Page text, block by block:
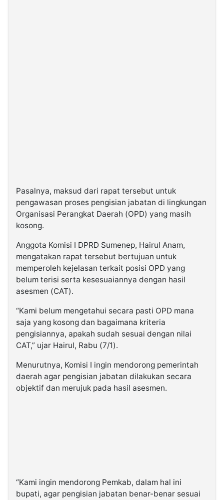
Pasalnya, maksud dari rapat tersebut untuk
pengawasan proses pengisian jabatan di lingkungan
Organisasi Perangkat Daerah (OPD) yang masih
kosong.
Anggota Komisi I DPRD Sumenep, Hairul Anam,
mengatakan rapat tersebut bertujuan untuk
memperoleh kejelasan terkait posisi OPD yang
belum terisi serta kesesuaiannya dengan hasil
asesmen (CAT).
“Kami belum mengetahui secara pasti OPD mana
saja yang kosong dan bagaimana kriteria
pengisiannya, apakah sudah sesuai dengan nilai
CAT,” ujar Hairul, Rabu (7/1).
Menurutnya, Komisi I ingin mendorong pemerintah
daerah agar pengisian jabatan dilakukan secara
objektif dan merujuk pada hasil asesmen.
“Kami ingin mendorong Pemkab, dalam hal ini
bupati, agar pengisian jabatan benar-benar sesuai